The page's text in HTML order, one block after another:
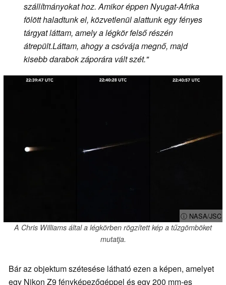
szállítmányokat hoz. Amikor éppen Nyugat-Afrika
fölött haladtunk el, közvetlenül alattunk egy fényes
tárgyat láttam, amely a légkör felső részén
átrepült.Láttam, ahogy a csóvája megnő, majd
kisebb darabok záporára vált szét."
ⓘ NASA/JSC
A Chris Williams által a légkörben rögzített kép a tűzgömböket
mutatja.
Bár az objektum szétesése látható ezen a képen, amelyet
egy Nikon Z9 fényképezőgéppel és egy 200 mm-es